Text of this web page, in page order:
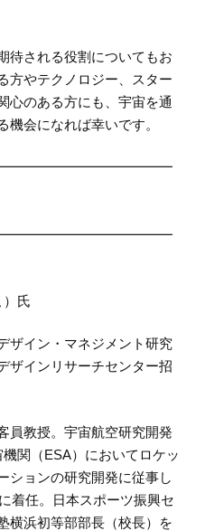
待される役割についてもお
方やテクノロジー、スター
心のある方にも、宇宙を通
機会になれば幸いです。
）氏
ザイン・マネジメント研究
ザインリサーチセンター招
員教授。宇宙航空研究開発
関（ESA）においてロケッ
ションの研究開発に従事し
着任。日本スポーツ振興セ
横浜初等部部長（校長）を